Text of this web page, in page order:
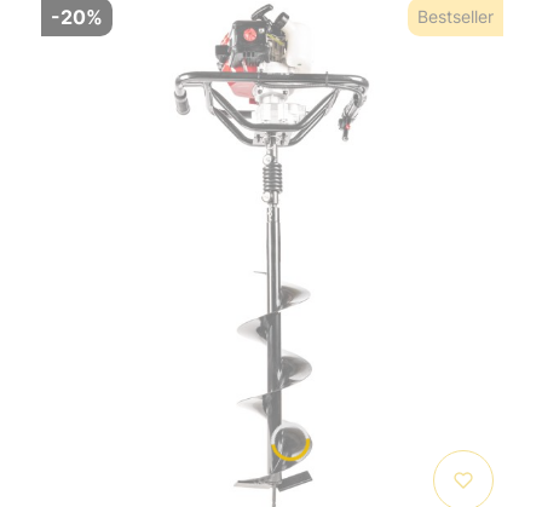
-20% Bestseller